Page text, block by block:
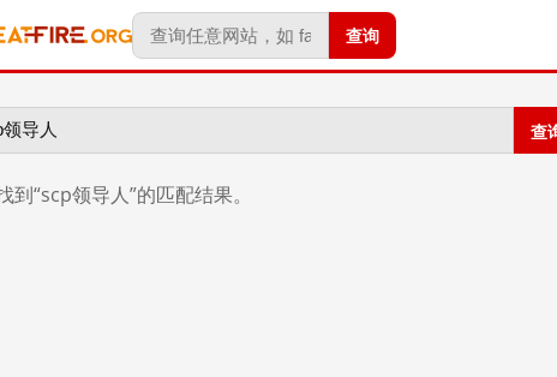
查询
查
到“scp领导人”的匹配结果。